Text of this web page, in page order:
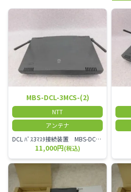
MBS-DCL-3MCS-(2)
NTT
アンテナ
DCL ﾊﾞｽ3ﾏｽﾀ接続装置 MBS-DCL-3CS-(1)
11,000円(税込)